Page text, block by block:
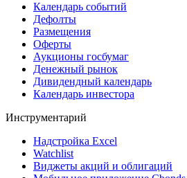
Календарь событий
Дефолты
Размещения
Оферты
Аукционы госбумаг
Денежный рынок
Дивидендный календарь
Календарь инвестора
Инструментарий
Надстройка Excel
Watchlist
Виджеты акций и облигаций